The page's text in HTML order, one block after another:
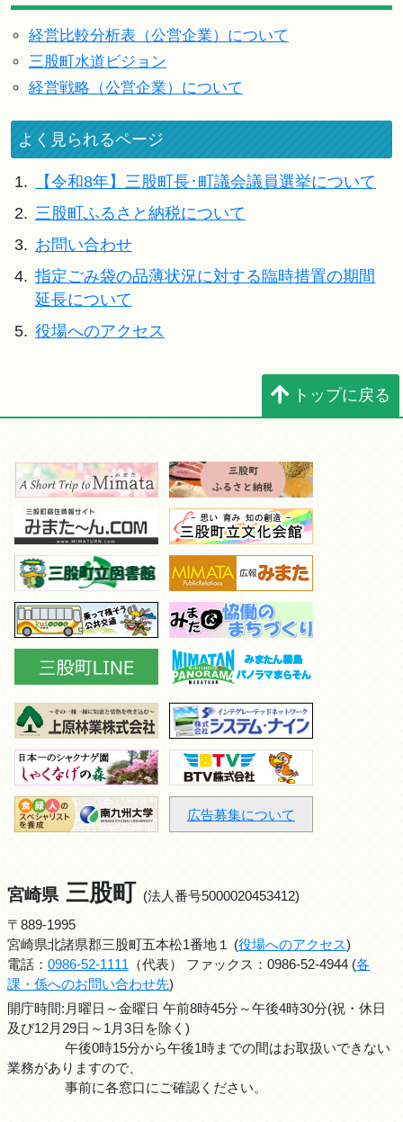
経営比較分析表（公営企業）について
三股町水道ビジョン
経営戦略（公営企業）について
よく見られるページ
1.
【令和8年】三股町長･町議会議員選挙について
2. 三股町ふるさと納税について
3. お問い合わせ
4. 指定ごみ袋の品薄状況に対する臨時措置の期間
延長について
5. 役場へのアクセス
トップに戻る
広告募集について
宮崎県 三股町 (法人番号5000020453412)
〒889-1995
宮崎県北諸県郡三股町五本松1番地１ (役場へのアクセス)
電話： 0986-52-1111 （代表） ファックス：0986-52-4944 (各
課・係へのお問い合わせ先)
開庁時間:月曜日～金曜日 午前8時45分～午後4時30分(祝・休日
及び12月29日～1月3日を除く)
午後0時15分から午後1時までの間はお取扱いできない
業務がありますので、
事前に各窓口にご確認ください。